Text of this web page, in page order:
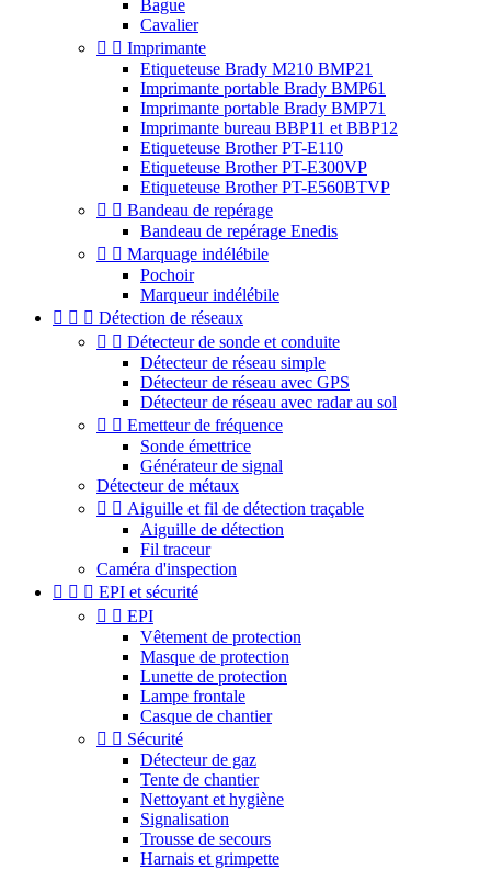
Bague
Cavalier
  Imprimante
Etiqueteuse Brady M210 BMP21
Imprimante portable Brady BMP61
Imprimante portable Brady BMP71
Imprimante bureau BBP11 et BBP12
Etiqueteuse Brother PT-E110
Etiqueteuse Brother PT-E300VP
Etiqueteuse Brother PT-E560BTVP
  Bandeau de repérage
Bandeau de repérage Enedis
  Marquage indélébile
Pochoir
Marqueur indélébile
   Détection de réseaux
  Détecteur de sonde et conduite
Détecteur de réseau simple
Détecteur de réseau avec GPS
Détecteur de réseau avec radar au sol
  Emetteur de fréquence
Sonde émettrice
Générateur de signal
Détecteur de métaux
  Aiguille et fil de détection traçable
Aiguille de détection
Fil traceur
Caméra d'inspection
   EPI et sécurité
  EPI
Vêtement de protection
Masque de protection
Lunette de protection
Lampe frontale
Casque de chantier
  Sécurité
Détecteur de gaz
Tente de chantier
Nettoyant et hygiène
Signalisation
Trousse de secours
Harnais et grimpette